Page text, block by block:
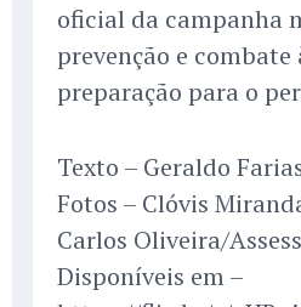
oficial da campanha
prevenção e
preparação para o
Texto – Geraldo
Fotos – Clóvis
Carlos Oliveira/
Disponíveis em –